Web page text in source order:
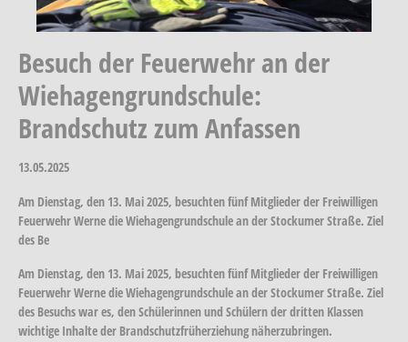
Besuch der Feuerwehr an der
Wiehagengrundschule:
Brandschutz zum Anfassen
13.05.2025
Am Dienstag, den 13. Mai 2025, besuchten fünf Mitglieder der Freiwilligen
Feuerwehr Werne die Wiehagengrundschule an der Stockumer Straße. Ziel
des Be
Am Dienstag, den 13. Mai 2025, besuchten fünf Mitglieder der Freiwilligen
Feuerwehr Werne die Wiehagengrundschule an der Stockumer Straße. Ziel
des Besuchs war es, den Schülerinnen und Schülern der dritten Klassen
wichtige Inhalte der Brandschutzfrüherziehung näherzubringen.